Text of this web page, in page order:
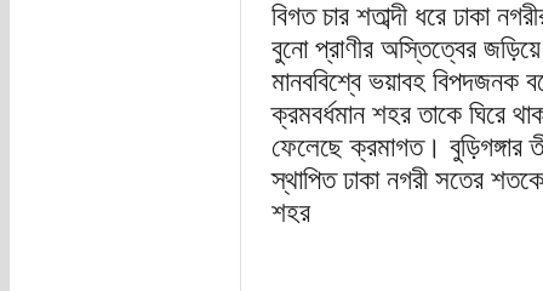
বিগত চার শতাব্দী ধরে ঢাকা
বুনো প্রাণীর অস্তিত্বের
মানববিশ্বে ভয়াবহ বিপদজনক
ক্রমবর্ধমান শহর তাকে ঘিরে
ফেলেছে ক্রমাগত। বুড়িগঙ্গার
স্থাপিত ঢাকা নগরী সতের
শহর